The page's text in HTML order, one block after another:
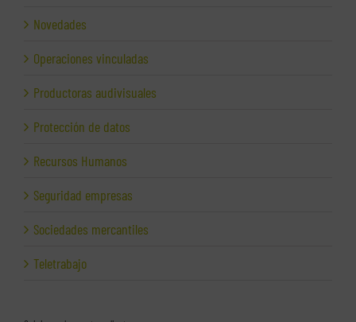
Novedades
Operaciones vinculadas
Productoras audivisuales
Protección de datos
Recursos Humanos
Seguridad empresas
Sociedades mercantiles
Teletrabajo